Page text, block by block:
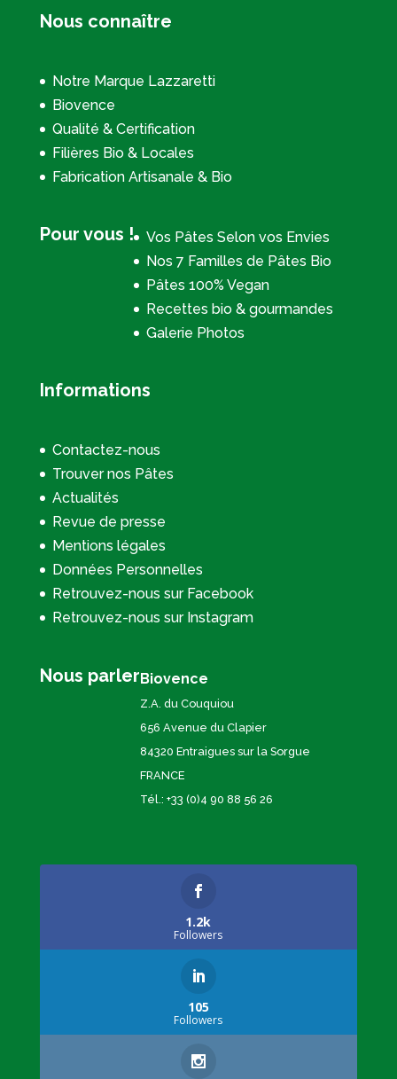
Nous connaître
Notre Marque Lazzaretti
Biovence
Qualité & Certification
Filières Bio & Locales
Fabrication Artisanale & Bio
Pour vous !
Vos Pâtes Selon vos Envies
Nos 7 Familles de Pâtes Bio
Pâtes 100% Vegan
Recettes bio & gourmandes
Galerie Photos
Informations
Contactez-nous
Trouver nos Pâtes
Actualités
Revue de presse
Mentions légales
Données Personnelles
Retrouvez-nous sur Facebook
Retrouvez-nous sur Instagram
Nous parlerBiovence
Z.A. du Couquiou
656 Avenue du Clapier
84320 Entraigues sur la Sorgue
FRANCE
Tél.: +33 (0)4 90 88 56 26
1.2k
Followers
105
Followers